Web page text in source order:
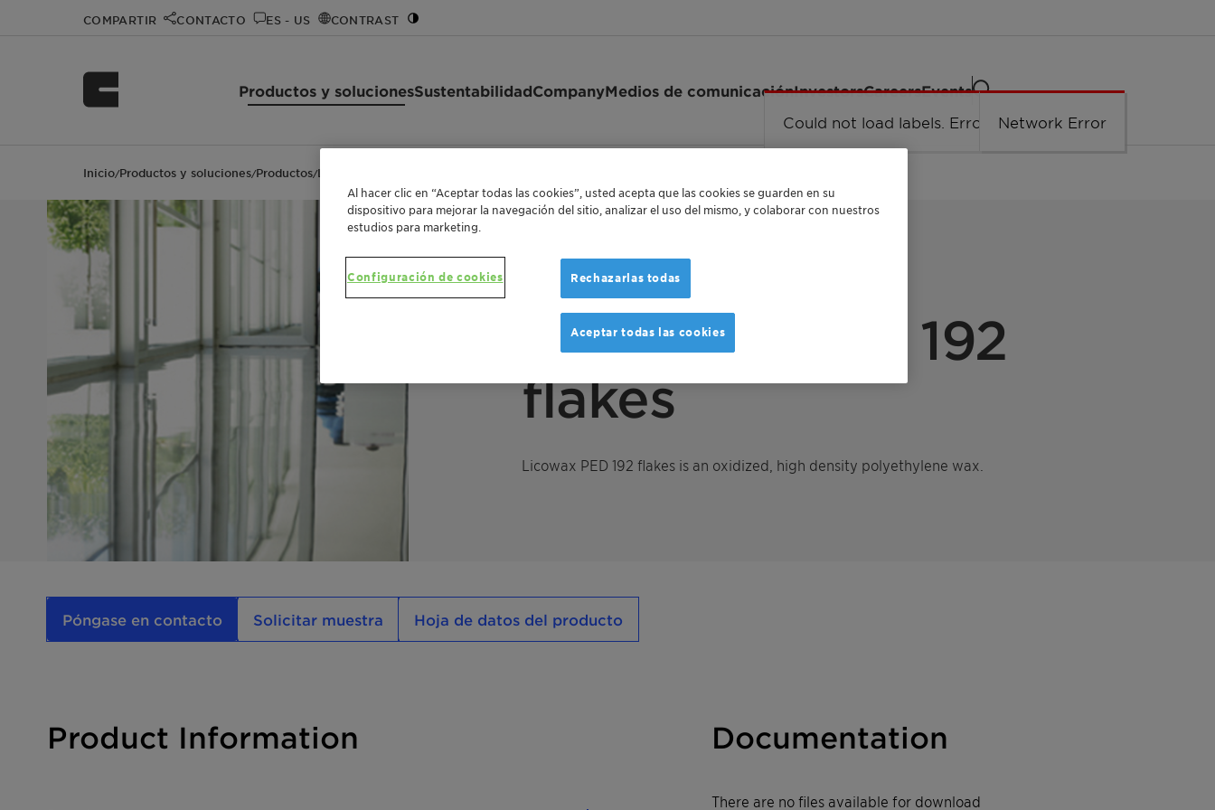
COMPARTIR CONTACTO ES - US CONTRAST
Productos y solucionesSustentabilidadCompanyMedios de comunicaciónInvestorsCareersEvents
Inicio/Productos y soluciones/Productos/Licowax™ PED 192 flakes
Licowax™ PED 192
flakes
Licowax PED 192 flakes is an oxidized, high density polyethylene wax.
Póngase en contacto Solicitar muestra Hoja de datos del producto
Product Information Documentation
There are no files available for download
Al hacer clic en “Aceptar todas las cookies”, usted acepta que las cookies se guarden en su
dispositivo para mejorar la navegación del sitio, analizar el uso del mismo, y colaborar con nuestros
estudios para marketing.
Configuración de cookies Rechazarlas todas
Aceptar todas las cookies
Could not load labels. Error: Network Error.
Network Error